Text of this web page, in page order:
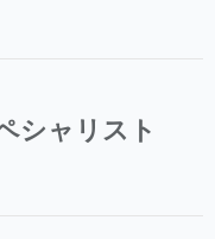
シャリスト